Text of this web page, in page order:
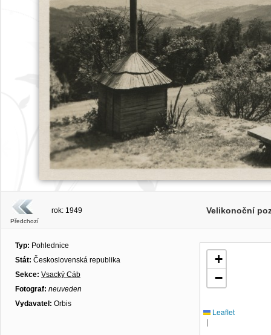
Předchozí
rok: 1949 Velikonoční
Typ: Pohlednice
Stát: Československá republika
Sekce: Vsacký Cáb
Fotograf: neuveden
Vydavatel: Orbis
+
−
Leaflet
|